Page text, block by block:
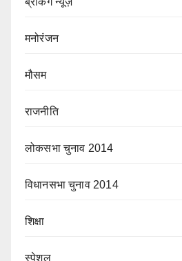
मनोरंजन
मौसम
राजनीति
लोकसभा चुनाव 2014
विधानसभा चुनाव 2014
शिक्षा
स्पेशल